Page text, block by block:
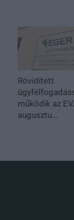
Rövidített
működik az
augusztu...